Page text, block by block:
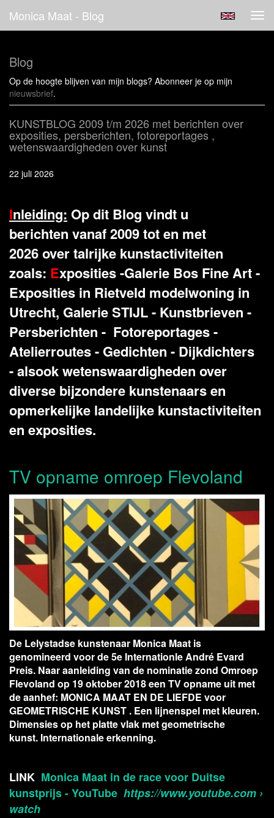
Monica Maat - Blog
Blog
Op de hoogte blijven van mijn blogs? Abonneer je op mijn
nieuwsbrief.
KUNSTBLOG 2009 t/m 2026 met berichten over
exposities, persberichten, fotoreportages ,
wetenswaardigheden over kunst
22 juli 2026
Inleiding: Op dit Blog vindt u
berichten vanaf 2009 tot en met
2026 over talrijke kunstactiviteiten
zoals: Exposities -Galerie Bos Fine Art -
Exposities in Rietveld modelwoning in
Utrecht, Galerie STIJL - Kunstbrieven -
Persberichten - Fotoreportages -
Atelierroutes - Gedichten - Dijkdichters
- alsook wetenswaardigheden over
diverse bijzondere kunstenaars en
opmerkelijke landelijke kunstactiviteiten
en exposities.
TV opname omroep Flevoland
De Lelystadse kunstenaar Monica Maat is
genomineerd voor de 5e InternationleAndré Evard
Preis. Naar aanleiding van de nominatie zond Omroep
Flevoland op 19 oktober 2018 een TV opname uit met
de aanhef: MONICA MAAT EN DE LIEFDE voor
GEOMETRISCHE KUNST . Een lijnenspel met kleuren.
Dimensies op het platte vlak met geometrische
kunst. Internationale erkenning.
LINK Monica Maat in de race voor Duitse
kunstprijs - YouTube https://www.youtube.com ›
watch